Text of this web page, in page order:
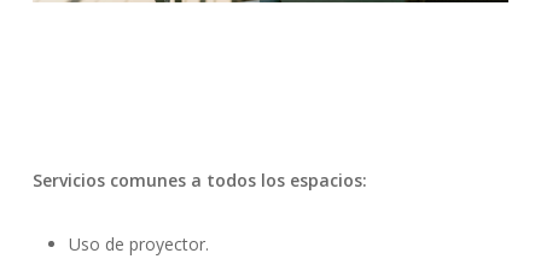
Servicios comunes a todos los espacios:
Uso de proyector.